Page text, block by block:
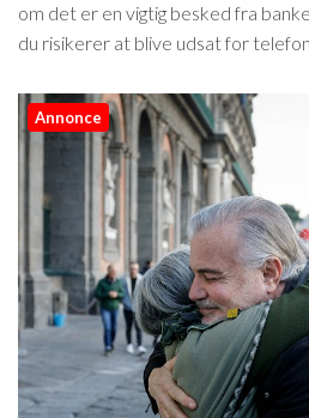
om det er en vigtig besked fra
du risikerer at blive udsat for
Annonce